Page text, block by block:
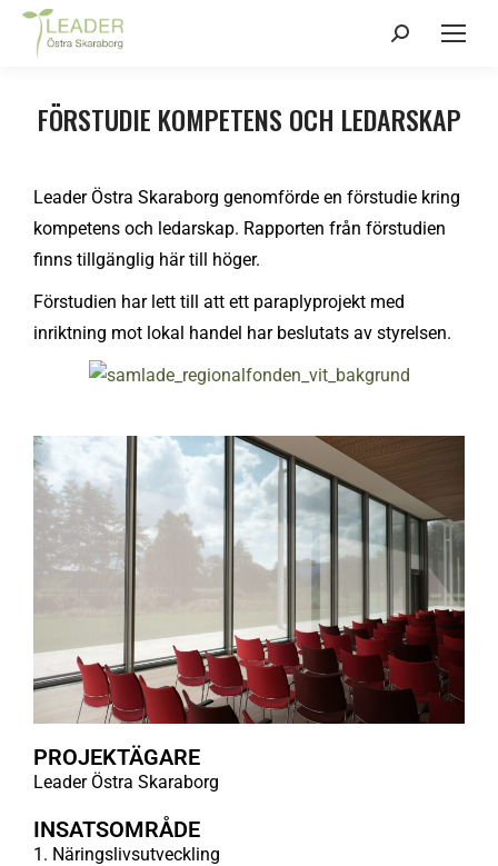
FÖRSTUDIE KOMPETENS OCH LEDARSKAP
Leader Östra Skaraborg genomförde en förstudie kring
kompetens och ledarskap. Rapporten från förstudien
finns tillgänglig här till höger.
Förstudien har lett till att ett paraplyprojekt med
inriktning mot lokal handel har beslutats av styrelsen.
PROJEKTÄGARE
Leader Östra Skaraborg
INSATSOMRÅDE
1. Näringslivsutveckling